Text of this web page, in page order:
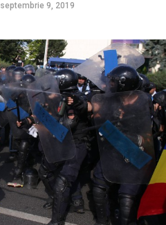
septembrie 9, 2019